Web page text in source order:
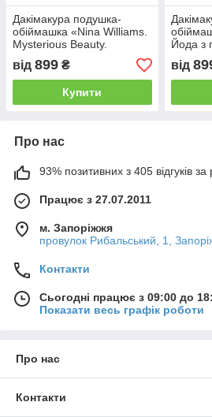
Дакімакура подушка-
обіймашка «Nina Williams.
Mysterious Beauty.
Tekken»
від 899 ₴
Купити
Йода з
війни.
beer.
від
Про нас
93% позитивних з 405 відгуків за
Працює з 27.07.2011
м. Запоріжжя
провулок Рибальський, 1,
Контакти
Сьогодні працює з 09:00 до
Показати весь графік роботи
Про нас
Контакти